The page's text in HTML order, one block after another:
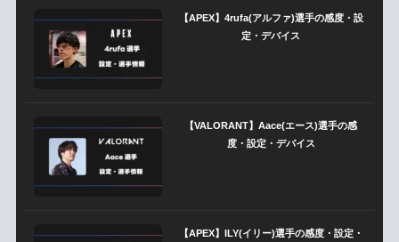
【APEX】4rufa(アルファ)選手の感度・設
定・デバイス
【VALORANT】Aace(エース)選手の感
度・設定・デバイス
【APEX】ILY(イリー)選手の感度・設定・